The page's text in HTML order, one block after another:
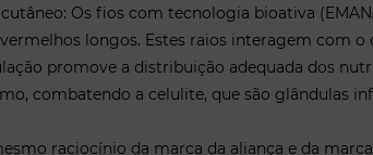
Os fios com tecnologia bioativa
longos. Estes raios interagem com
promove a distribuição adequada dos
combatendo a celulite, que são glândulas
raciocínio da marca da aliança e da